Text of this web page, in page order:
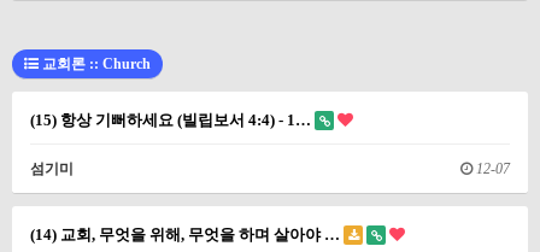
교회론 :: Church
(15) 항상 기뻐하세요 (빌립보서 4:4) - 1…
섬기미 12-07
(14) 교회, 무엇을 위해, 무엇을 하며 살아야 …